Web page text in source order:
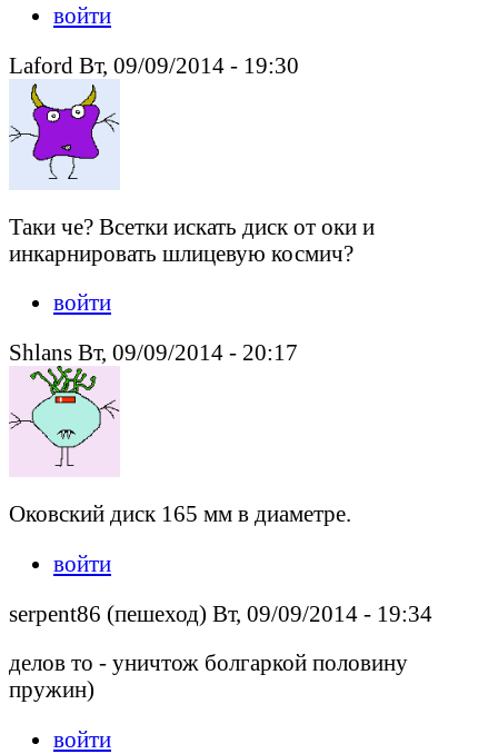
войти
Laford Вт, 09/09/2014 - 19:30
Таки че? Всетки искать диск от оки и
инкарнировать шлицевую космич?
войти
Shlans Вт, 09/09/2014 - 20:17
Оковский диск 165 мм в диаметре.
войти
serpent86 (пешеход) Вт, 09/09/2014 - 19:34
делов то - уничтож болгаркой половину
пружин)
войти